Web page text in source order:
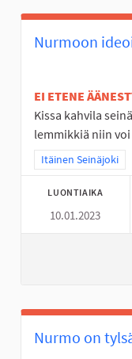
Nurmoon
EI ETENE
Kissa kahvila
lemmikkiä niin
Rajaa tulokset
Itäinen Seinäjoki
LUONTIAIKA
10.01.2023
Nurmo on